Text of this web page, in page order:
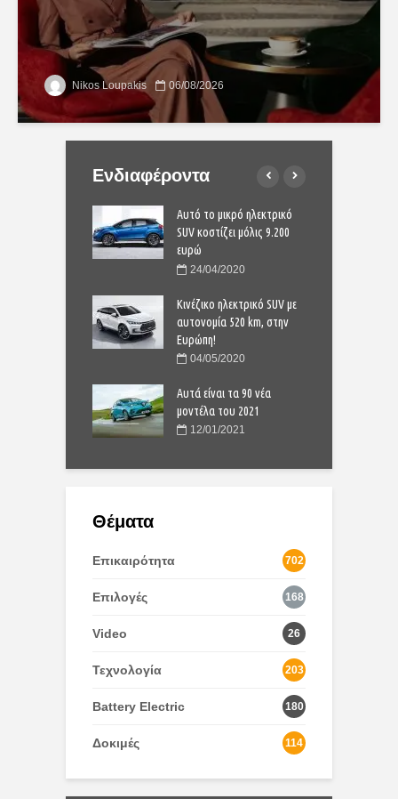
Nikos Loupakis 06/08/2026
Ενδιαφέροντα
Αυτό το μικρό ηλεκτρικό
SUV κοστίζει μόλις 9.200
ευρώ
24/04/2020
Κινέζικο ηλεκτρικό SUV με
αυτονομία 520 km, στην
Ευρώπη!
04/05/2020
Αυτά είναι τα 90 νέα
μοντέλα του 2021
12/01/2021
Θέματα
Επικαιρότητα 702
Επιλογές 168
Video 26
Τεχνολογία 203
Battery Electric 180
Δοκιμές 114